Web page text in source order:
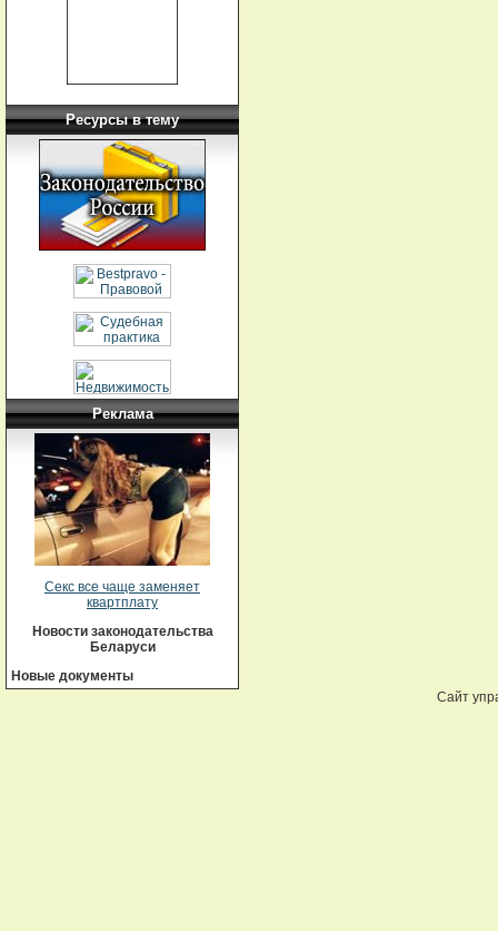
Ресурсы в тему
Реклама
Секс все чаще заменяет
квартплату
Новости законодательства
Беларуси
Новые документы
Сайт